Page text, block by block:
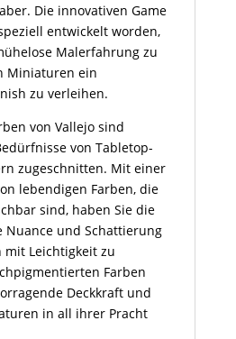
Die innovativen Game
entwickelt worden,
Malerfahrung zu
Miniaturen ein
zu verleihen.
von Vallejo sind
von Tabletop-
zugeschnitten. Mit einer
lebendigen Farben, die
sind, haben Sie die
Nuance und Schattierung
Leichtigkeit zu
Farben
Deckkraft und
in all ihrer Pracht